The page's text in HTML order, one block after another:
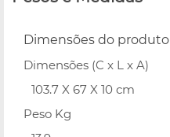
Dimensões do produto
Dimensões (C x L x A)
103.7 X 67 X 10 cm
Peso Kg